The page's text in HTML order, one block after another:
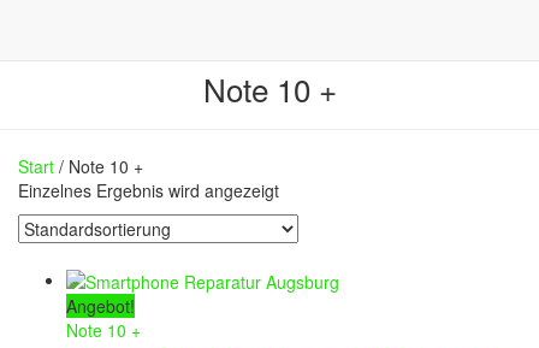
Note 10 +
Start / Note 10 +
Einzelnes Ergebnis wird angezeigt
Angebot!
Note 10 +